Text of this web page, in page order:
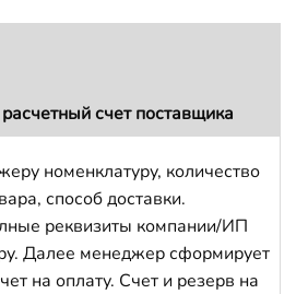
счет поставщика
номенклатуру, количество
способ доставки.
реквизиты компании/ИП
Далее менеджер сформирует
на оплату. Счет и резерв на